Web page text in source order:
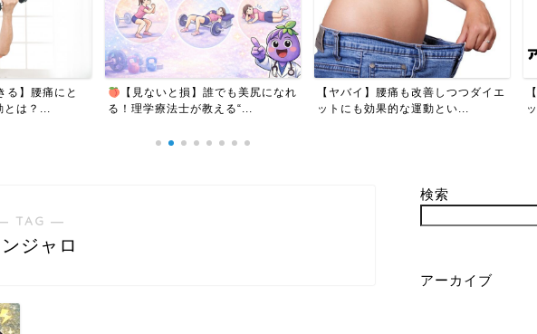
も美尻になれ
える“...
【ヤバイ】腰痛も改善しつつダイエ
ットにも効果的な運動とい...
【痩せたい人必見】－１5kgダイエ
ットに成功したアラフォ...
TAG ―
ジャロ
検索
アーカイブ